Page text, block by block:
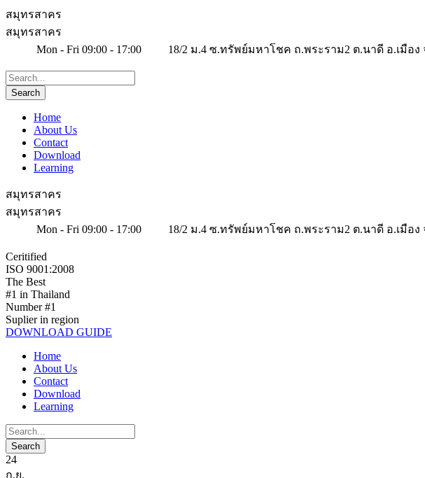
สมุทรสาคร
สมุทรสาคร
Mon - Fri 09:00 - 17:00
18/2 ม.4 ซ.ทรัพย์มหาโชค ถ.พระราม2 ต.นาดี อ.เมือง
Home
About Us
Contact
Download
Learning
สมุทรสาคร
สมุทรสาคร
Mon - Fri 09:00 - 17:00
18/2 ม.4 ซ.ทรัพย์มหาโชค ถ.พระราม2 ต.นาดี อ.เมือง
Ceritified
ISO 9001:2008
The Best
#1 in Thailand
Number #1
Suplier in region
DOWNLOAD GUIDE
Home
About Us
Contact
Download
Learning
24
ก.ย.